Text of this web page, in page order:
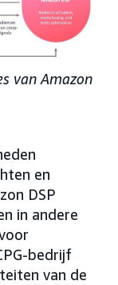
van Amazon
en
DSP
in andere
bedrijf
van de